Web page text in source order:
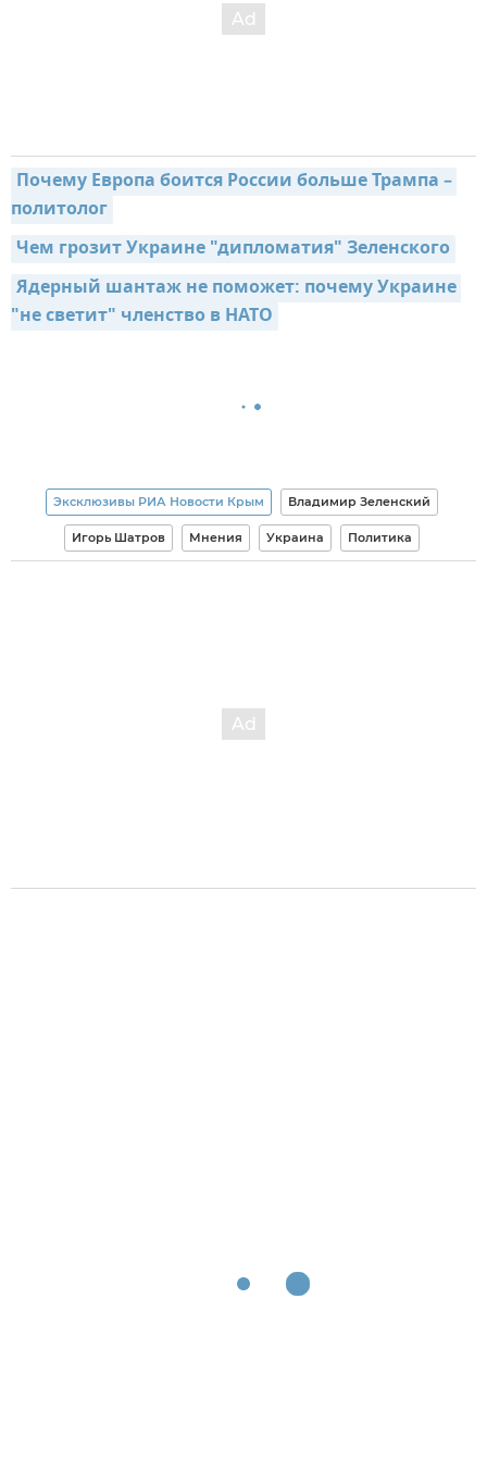
Почему Европа боится России больше Трампа –
политолог
Чем грозит Украине "дипломатия" Зеленского
Ядерный шантаж не поможет: почему Украине
"не светит" членство в НАТО
Эксклюзивы РИА Новости Крым Владимир Зеленский
Игорь Шатров Мнения Украина Политика